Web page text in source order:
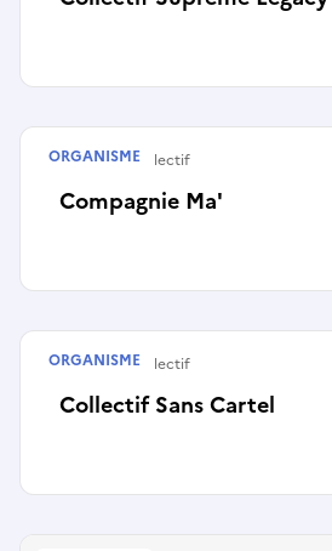
Compagnie Ma'
Artiste ou collectif
ORGANISME
Collectif Sans Cartel
Artiste ou collectif
ORGANISME